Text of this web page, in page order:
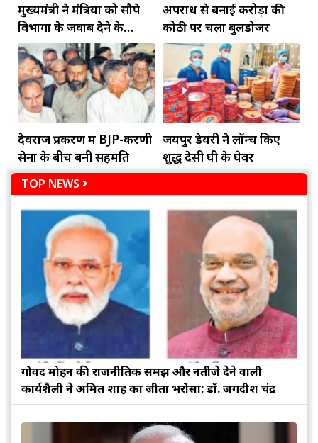
मुख्यमंत्री ने मंत्रियों को सौपे
विभागों के जवाब देने के
दायित्व
अपराध से बनाई करोड़ों की
कोठी पर चला बुलडोजर
देवराज प्रकरण में BJP-करणी
सेना के बीच बनी सहमति
जयपुर डेयरी ने लॉन्च किए
शुद्ध देसी घी के घेवर
TOP NEWS
गोविंद मोहन की राजनीतिक समझ और नतीजे देने वाली
कार्यशैली ने अमित शाह का जीता भरोसा: डॉ. जगदीश चंद्र